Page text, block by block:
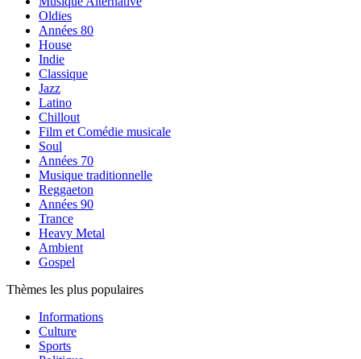
Oldies
Années 80
House
Indie
Classique
Jazz
Latino
Chillout
Film et Comédie musicale
Soul
Années 70
Musique traditionnelle
Reggaeton
Années 90
Trance
Heavy Metal
Ambient
Gospel
Thèmes les plus populaires
Informations
Culture
Sports